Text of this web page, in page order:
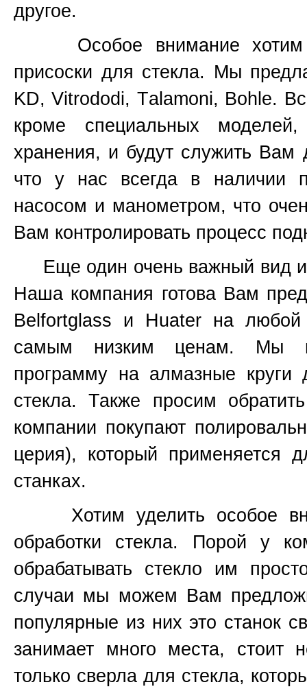
другое.
Особое внимание хотим
присоски для стекла. Мы
KD, Vitrododi, Talamoni, Bohle.
кроме специальных
хранения, и будут служить Вам
что у нас всегда в наличии
насосом и манометром, что
Вам контролировать процесс
Еще один очень важный вид
Наша компания готова Вам
Belfortglass и Huater на
самым низким ценам. Мы
программу на алмазные круги
стекла. Также просим
компании покупают
церия), который применяется
станках.
Хотим уделить особое
обработки стекла. Порой у
обрабатывать стекло им
случаи мы можем Вам
популярные из них это станок
занимает много места, стоит
только сверла для стекла,